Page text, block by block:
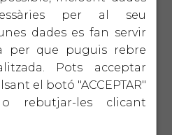
protocols
per al seu
dades es fan servir
per que puguis rebre
Pots acceptar
el botó "ACCEPTAR"
rebutjar-les clicant